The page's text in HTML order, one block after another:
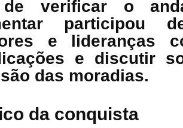
verificar o
participou
e lideranças
e discutir
das moradias.
da conquista